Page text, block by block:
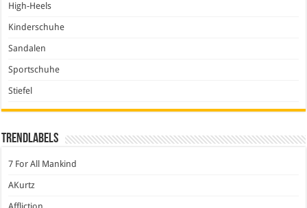
High-Heels
Kinderschuhe
Sandalen
Sportschuhe
Stiefel
Trendlabels
7 For All Mankind
AKurtz